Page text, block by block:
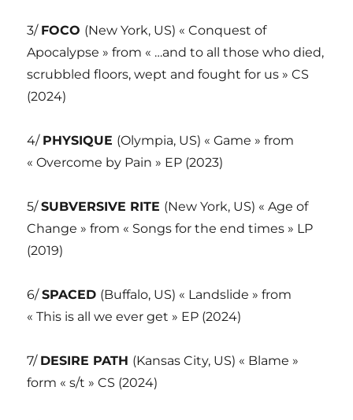
3/ FOCO (New York, US) « Conquest of
Apocalypse » from « …and to all those who died,
scrubbled floors, wept and fought for us » CS
(2024)
4/ PHYSIQUE (Olympia, US) « Game » from
« Overcome by Pain » EP (2023)
5/SUBVERSIVE RITE (New York, US) « Age of
Change » from « Songs for the end times » LP
(2019)
6/SPACED (Buffalo, US) « Landslide » from
« This is all we ever get » EP (2024)
7/ DESIRE PATH (Kansas City, US) « Blame »
form « s/t » CS (2024)